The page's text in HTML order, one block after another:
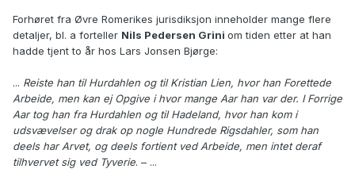
Forhøret fra Øvre Romerikes jurisdiksjon inneholder mange flere
detaljer, bl. a forteller Nils Pedersen Grini om tiden etter at han
hadde tjent to år hos Lars Jonsen Bjørge:
... Reiste han til Hurdahlen og til Kristian Lien, hvor han Forettede
Arbeide, men kan ej Opgive i hvor mange Aar han var der. I Forrige
Aar tog han fra Hurdahlen og til Hadeland, hvor han kom i
udsvævelser og drak op nogle Hundrede Rigsdahler, som han
deels har Arvet, og deels fortient ved Arbeide, men intet deraf
tilhvervet sig ved Tyverie. – ...